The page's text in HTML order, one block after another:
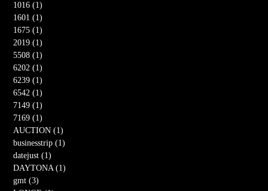
1016 (1)
1601 (1)
1675 (1)
2019 (1)
5508 (1)
6202 (1)
6239 (1)
6542 (1)
7149 (1)
7169 (1)
AUCTION (1)
businesstrip (1)
datejust (1)
DAYTONA (1)
gmt (3)